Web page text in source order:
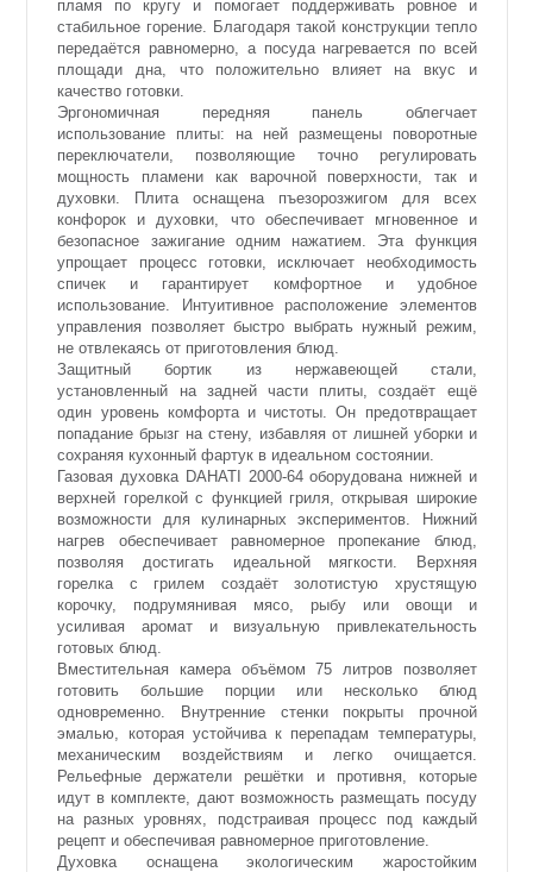
пламя по кругу и помогает поддерживать ровное и
стабильное горение. Благодаря такой конструкции тепло
передаётся равномерно, а посуда нагревается по всей
площади дна, что положительно влияет на вкус и
качество готовки.
Эргономичная передняя панель облегчает
использование плиты: на ней размещены поворотные
переключатели, позволяющие точно регулировать
мощность пламени как варочной поверхности, так и
духовки. Плита оснащена пъезорозжигом для всех
конфорок и духовки, что обеспечивает мгновенное и
безопасное зажигание одним нажатием. Эта функция
упрощает процесс готовки, исключает необходимость
спичек и гарантирует комфортное и удобное
использование. Интуитивное расположение элементов
управления позволяет быстро выбрать нужный режим,
не отвлекаясь от приготовления блюд.
Защитный бортик из нержавеющей стали,
установленный на задней части плиты, создаёт ещё
один уровень комфорта и чистоты. Он предотвращает
попадание брызг на стену, избавляя от лишней уборки и
сохраняя кухонный фартук в идеальном состоянии.
Газовая духовка DAHATI 2000-64 оборудована нижней и
верхней горелкой с функцией гриля, открывая широкие
возможности для кулинарных экспериментов. Нижний
нагрев обеспечивает равномерное пропекание блюд,
позволяя достигать идеальной мягкости. Верхняя
горелка с грилем создаёт золотистую хрустящую
корочку, подрумянивая мясо, рыбу или овощи и
усиливая аромат и визуальную привлекательность
готовых блюд.
Вместительная камера объёмом 75 литров позволяет
готовить большие порции или несколько блюд
одновременно. Внутренние стенки покрыты прочной
эмалью, которая устойчива к перепадам температуры,
механическим воздействиям и легко очищается.
Рельефные держатели решётки и противня, которые
идут в комплекте, дают возможность размещать посуду
на разных уровнях, подстраивая процесс под каждый
рецепт и обеспечивая равномерное приготовление.
Духовка оснащена экологическим жаростойким